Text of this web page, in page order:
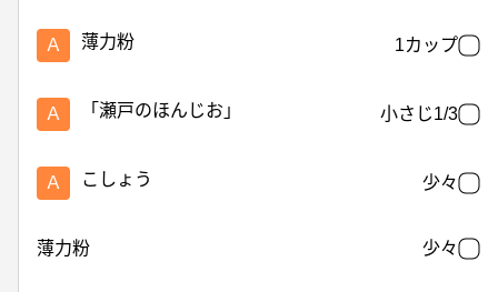
Ａ 薄力粉 1カップ
Ａ 「瀬戸のほんじお」 小さじ1/3
Ａ こしょう 少々
薄力粉 少々